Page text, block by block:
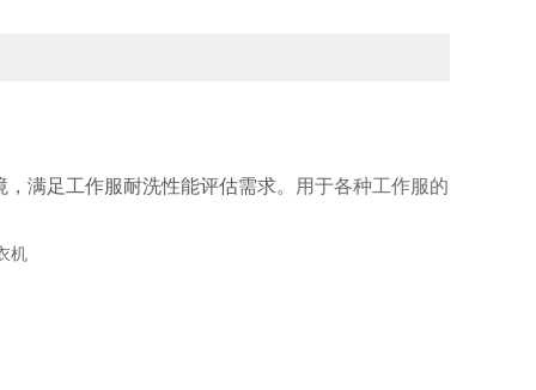
满足工作服耐洗性能评估需求。
用于各种工作服的